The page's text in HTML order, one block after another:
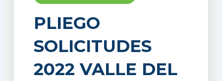
PLIEGO
SOLICITUDES
2022 VALLE DEL